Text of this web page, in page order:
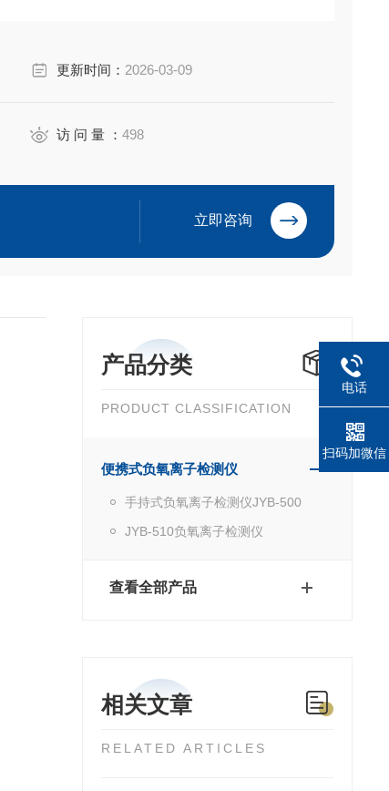
更新时间： 2026-03-09
访 问 量 ：498
立即咨询
产品分类
PRODUCT CLASSIFICATION
便携式负氧离子检测仪
手持式负氧离子检测仪JYB-500
JYB-510负氧离子检测仪
查看全部产品
相关文章
RELATED ARTICLES
电话
扫码加微信